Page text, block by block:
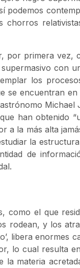
podemos
chorros
por primera vez,
con
los
se encuentran
han obtenido
a la más alta
la
de
como el que
rodean, y los
libera enormes
lo cual resulta
la materia